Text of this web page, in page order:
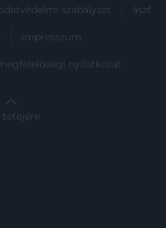
adatvédelmi szabályzat ászf
impresszum
nyilatkozat
tetejére